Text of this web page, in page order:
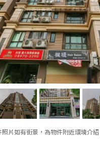
片如有街景，為物件附近環境介紹
2024年7月業績破百萬經紀人員